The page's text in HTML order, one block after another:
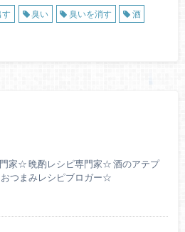
す 臭い 臭いを消す 酒
家☆ 晩酌レシピ専門家☆ 酒のアテプ
つまみレシピブロガー☆